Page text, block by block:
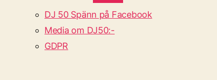
DJ 50 Spänn på Facebook
Media om DJ50:-
GDPR